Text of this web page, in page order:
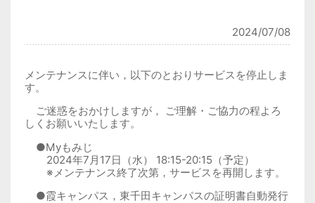
2024/07/08
メンテナンスに伴い，以下のとおりサービスを停止しま
す。
ご迷惑をおかけしますが， ご理解・ご協力の程よろ
しくお願いいたします。
●Myもみじ
2024年7月17日（水） 18:15-20:15（予定）
※メンテナンス終了次第，サービスを再開します。
●霞キャンパス，東千田キャンパスの証明書自動発行